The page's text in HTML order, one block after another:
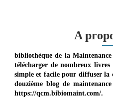
A
bibliothèque de la
télécharger de nombreux
simple et facile pour diffuser la
douzième blog de
https://qcm.bibiomaint.com/.